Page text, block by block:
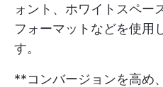
ォント、ホワイトスペー
フォーマットなどを使用
す。
**コンバージョンを高め